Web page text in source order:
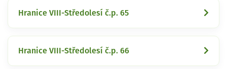
Hranice VIII-Středolesí č.p. 65
Hranice VIII-Středolesí č.p. 66